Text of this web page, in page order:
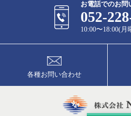
お電話でのお問
052-
10:00〜18:00(月
各種お問い合わせ